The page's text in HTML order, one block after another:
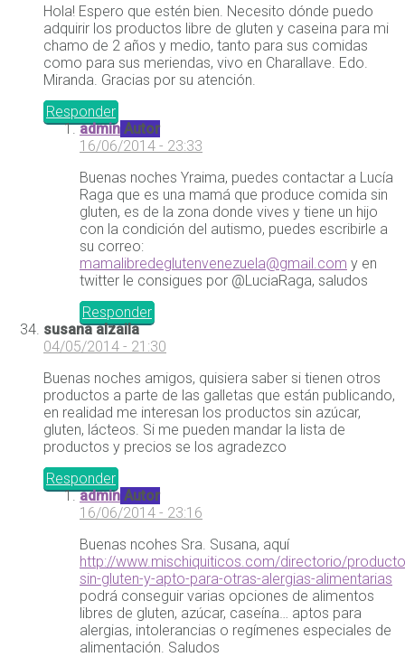
Hola! Espero que estén bien. Necesito dónde puedo
adquirir los productos libre de gluten y caseina para mi
chamo de 2 años y medio, tanto para sus comidas
como para sus meriendas, vivo en Charallave. Edo.
Miranda. Gracias por su atención.
Responder
admin Autor
16/06/2014 - 23:33
Buenas noches Yraima, puedes contactar a Lucía
Raga que es una mamá que produce comida sin
gluten, es de la zona donde vives y tiene un hijo
con la condición del autismo, puedes escribirle a
su correo:
mamalibredeglutenvenezuela@gmail.com y en
twitter le consigues por @LuciaRaga, saludos
Responder
susana alzaila
04/05/2014 - 21:30
Buenas noches amigos, quisiera saber si tienen otros
productos a parte de las galletas que están publicando,
en realidad me interesan los productos sin azúcar,
gluten, lácteos. Si me pueden mandar la lista de
productos y precios se los agradezco
Responder
admin Autor
16/06/2014 - 23:16
Buenas ncohes Sra. Susana, aquí
http://www.mischiquiticos.com/directorio/
sin-gluten-y-apto-para-otras-alergias-alimentarias
podrá conseguir varias opciones de alimentos
libres de gluten, azúcar, caseína… aptos para
alergias, intolerancias o regímenes especiales de
alimentación. Saludos